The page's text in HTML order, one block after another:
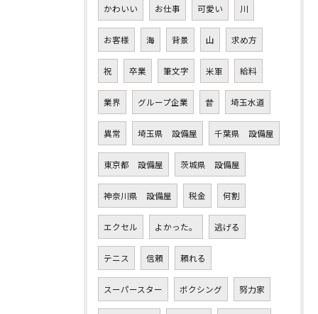
かわいい お仕事 可愛い 川
お客様 海 背景 山 求め方
祝 卒業 筆文字 米軍 給料
業界 グループ企業 昔 埼玉水道
異常 埼玉県 設備屋 千葉県 設備屋
東京都 設備屋 茨城県 設備屋
神奈川県 設備屋 税金 何割
エクセル よかった。 逃げる
テニス 信頼 頼れる
スーパースター ボクシング 努力家